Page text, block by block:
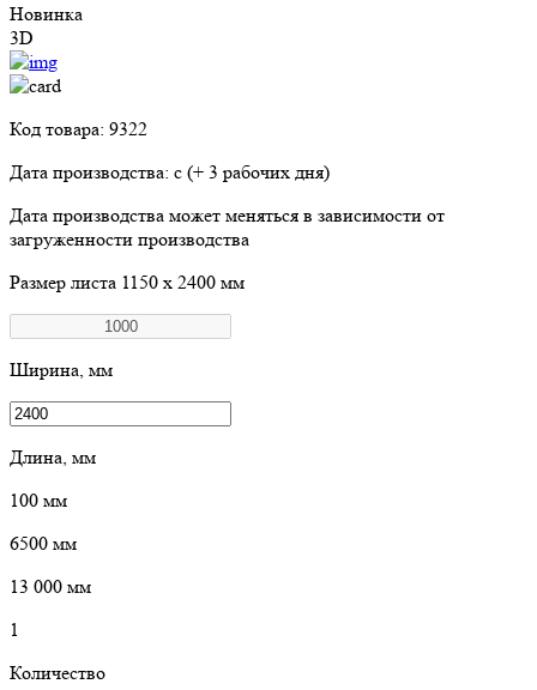
Новинка
3D
Код товара: 9322
Дата производства: с (+ 3 рабочих дня)
Дата производства может меняться в зависимости от
загруженности производства
Размер листа 1150 х 2400 мм
Ширина, мм
Длина, мм
100 мм
6500 мм
13 000 мм
1
Количество